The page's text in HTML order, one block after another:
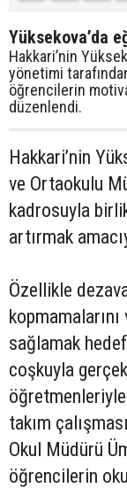
Yüksekova’da
Hakkari’nin
yönetimi
öğrencilerin
düzenlendi.
Hakkari’nin
ve Ortaokulu
kadrosuyla
artırmak
Özellikle
sağlamak
coşkuyla
takım
Okul Müdürü
öğrencilerin